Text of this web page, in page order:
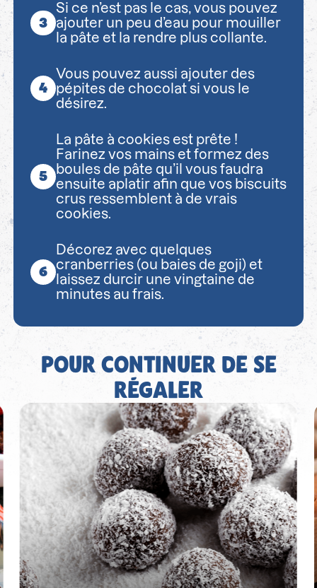
Si ce n’est pas le cas, vous pouvez
ajouter un peu d’eau pour mouiller
la pâte et la rendre plus collante.
Vous pouvez aussi ajouter des
pépites de chocolat si vous le
désirez.
La pâte à cookies est prête !
Farinez vos mains et formez des
boules de pâte qu’il vous faudra
ensuite aplatir afin que vos biscuits
crus ressemblent à de vrais
cookies.
Décorez avec quelques
cranberries (ou baies de goji) et
laissez durcir une vingtaine de
minutes au frais.
POUR CONTINUER DE SE
RÉGALER